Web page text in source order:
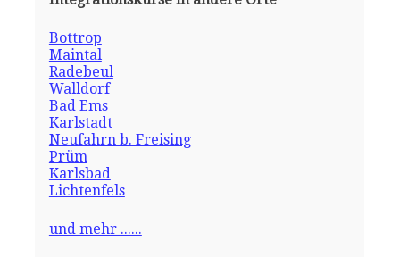
Bottrop
Maintal
Radebeul
Walldorf
Bad Ems
Karlstadt
Neufahrn b. Freising
Prüm
Karlsbad
Lichtenfels
und mehr ......